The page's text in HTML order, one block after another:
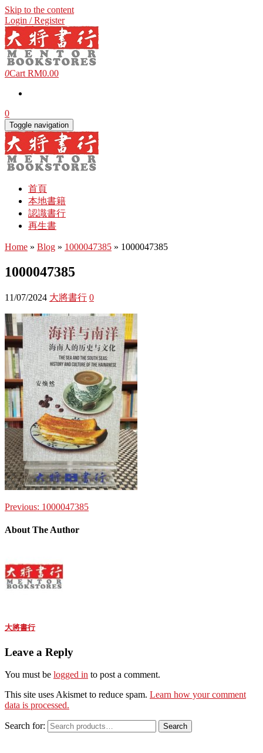
Skip to the content
Login / Register
0Cart RM0.00
0
Toggle navigation
首頁
本地書籍
認識書行
再生書
Home » Blog » 1000047385 » 1000047385
1000047385
11/07/2024 大將書行 0
Previous: 1000047385
About The Author
大將書行
Leave a Reply
You must be logged in to post a comment.
This site uses Akismet to reduce spam. Learn how your comment
data is processed.
Search for: Search